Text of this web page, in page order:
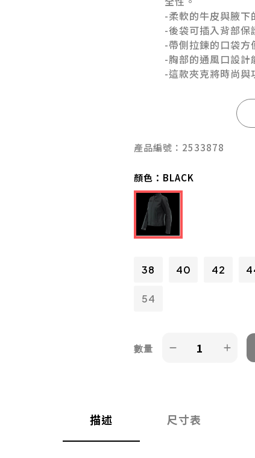
-柔軟的牛皮與腋
-後袋可插入背部保
-帶側拉鍊的口袋方
-胸部的通風口設計
-這款夾克將時尚與
產品編號：2533878
顏色： BLACK
38 40 42
54
數量
描述 尺寸表